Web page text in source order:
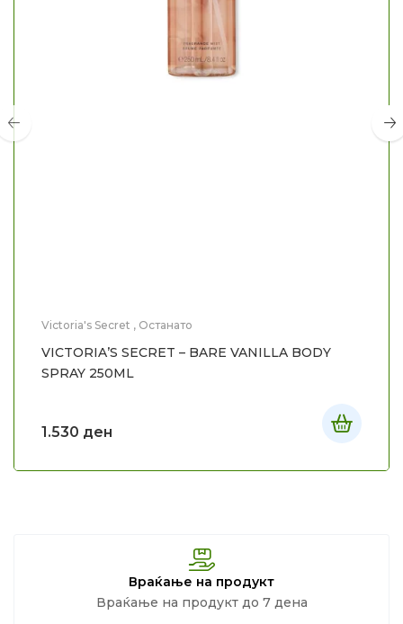
Victoria's Secret , Останато
VICTORIA’S SECRET – BARE VANILLA BODY
SPRAY 250ML
1.530 ден
Враќање на продукт
Враќање на продукт до 7 дена